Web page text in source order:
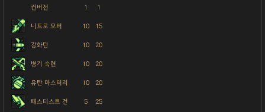
컨버전 1 1
니트로 모터 10 15
강화탄 10 20
병기 숙련 10 20
유탄 마스터리 10 20
패스티스트 건 5 25